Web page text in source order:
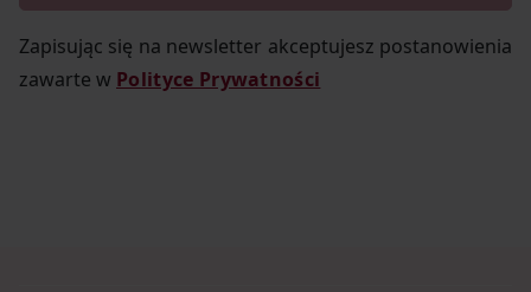
Zapisując się na newsletter akceptujesz postanowienia
zawarte w Polityce Prywatności